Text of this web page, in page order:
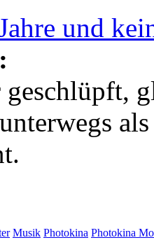
und
geschlüpft,
Musik Photokina Photokina